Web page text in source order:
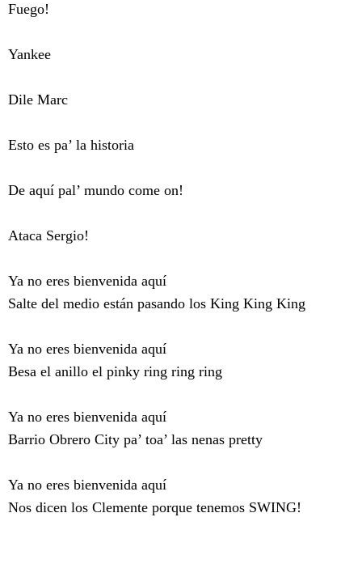
Fuego!
Yankee
Dile Marc
Esto es pa’ la historia
De aquí pal’ mundo come on!
Ataca Sergio!
Ya no eres bienvenida aquí
Salte del medio están pasando los King King King
Ya no eres bienvenida aquí
Besa el anillo el pinky ring ring ring
Ya no eres bienvenida aquí
Barrio Obrero City pa’ toa’ las nenas pretty
Ya no eres bienvenida aquí
Nos dicen los Clemente porque tenemos SWING!